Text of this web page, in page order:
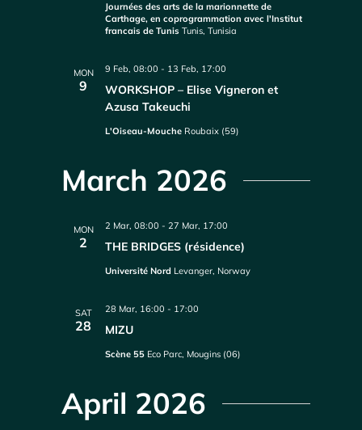
Journées des arts de la marionnette de
Carthage, en coprogrammation avec l'Institut
francais de TunisTunis, Tunisia
MON
9
WORKSHOP – Elise Vigneron et
Azusa Takeuchi
9 Feb, 08:00 - 13 Feb, 17:00
L'Oiseau-Mouche Roubaix (59)
March 2026
MON
2 THE BRIDGES (résidence)
2 Mar, 08:00 -27 Mar, 17:00
Université Nord Levanger, Norway
SAT
28 MIZU
28 Mar, 16:00 - 17:00
Scène 55 Eco Parc, Mougins (06)
April 2026